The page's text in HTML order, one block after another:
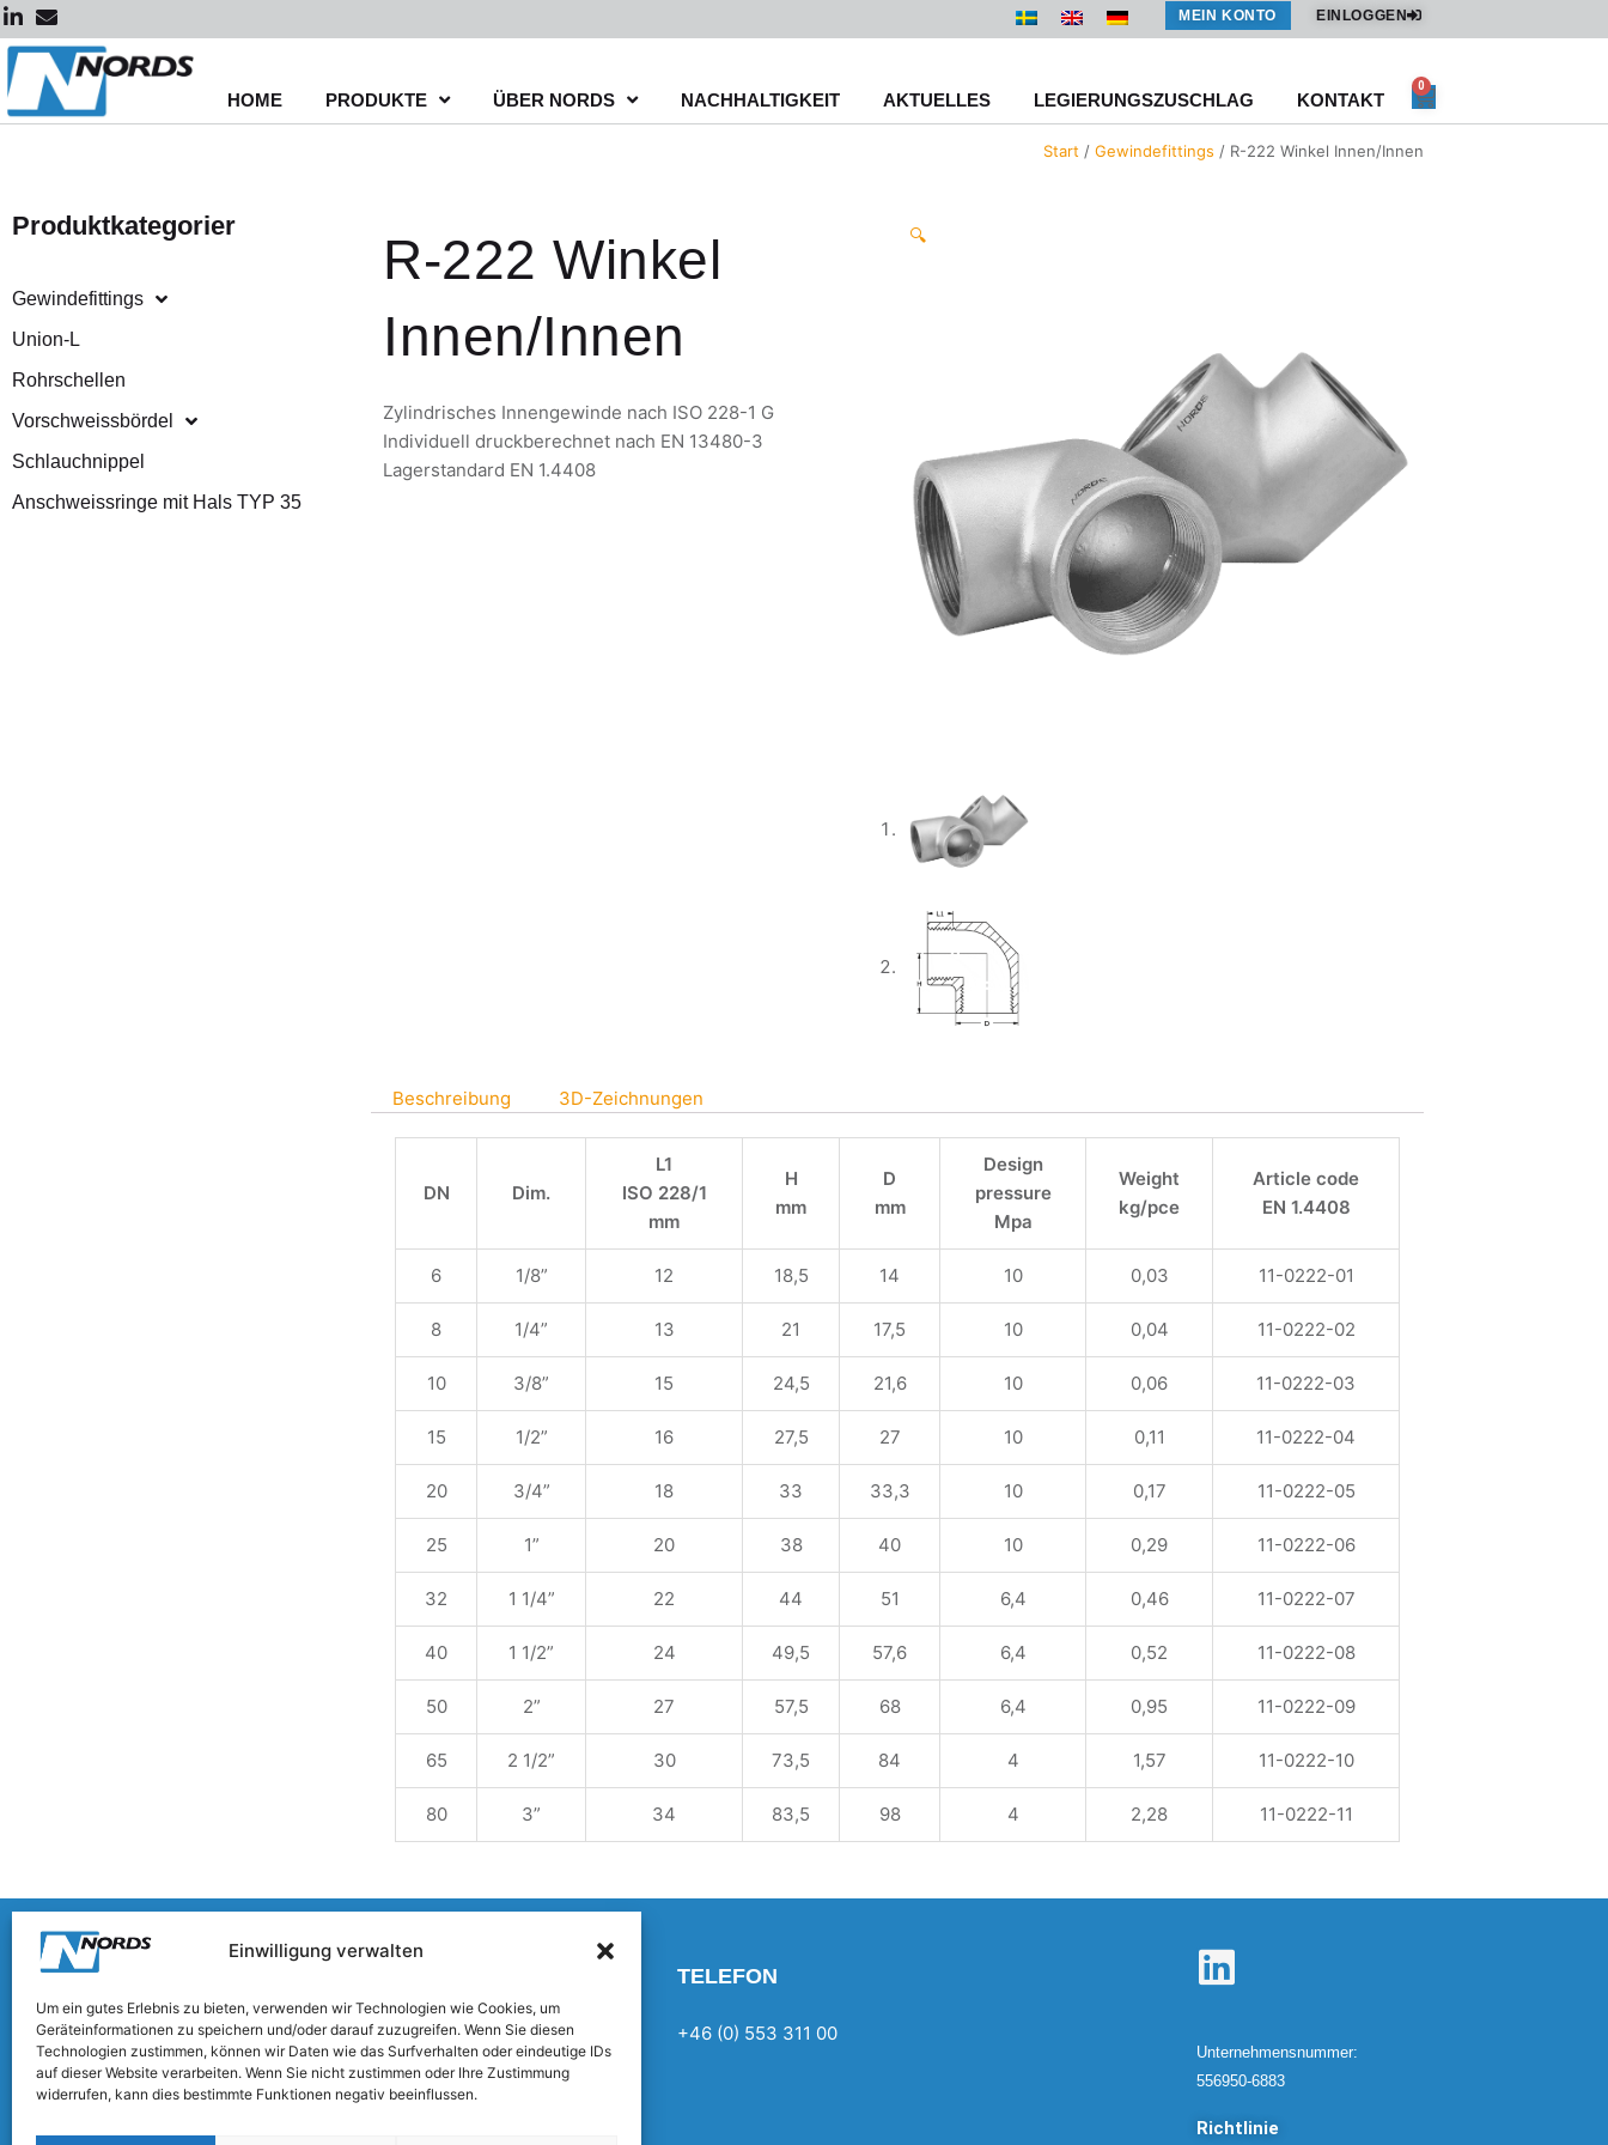
Einwilligung verwalten
Um ein gutes Erlebnis zu bieten, verwenden wir Technologien wie Cookies, um
Geräteinformationen zu speichern und/oder darauf zuzugreifen. Wenn Sie diesen
Technologien zustimmen, können wir Daten wie das Surfverhalten oder eindeutige IDs
auf dieser Website verarbeiten. Wenn Sie nicht zustimmen oder Ihre Zustimmung
widerrufen, kann dies bestimmte Funktionen negativ beeinflussen.
Zum
Inhalt
springen
MEIN KONTO EINLOGGEN
HOME PRODUKTE ÜBER NORDS NACHHALTIGKEIT AKTUELLES LEGIERUNGSZUSCHLAG KONTAKT
0
Warenkorb
Start / Gewindefittings / R-222 Winkel Innen/Innen
Produktkategorier
Gewindefittings
Union-L
Rohrschellen
Vorschweissbördel
Schlauchnippel
Anschweissringe mit Hals TYP 35
R-222 Winkel
Innen/Innen
Zylindrisches Innengewinde nach ISO 228-1 G
Individuell druckberechnet nach EN 13480-3
Lagerstandard EN 1.4408
🔍
Beschreibung 3D-Zeichnungen
DN Dim.
L1
ISO 228/1
mm
H
mm
D
mm
Design
pressure
Mpa
Weight
kg/pce
Article code
EN 1.4408
6 1/8” 12 18,5 14 10 0,03 11-0222-01
8 1/4” 13 21 17,5 10 0,04 11-0222-02
10 3/8” 15 24,5 21,6 10 0,06 11-0222-03
15 1/2” 16 27,5 27 10 0,11 11-0222-04
20 3/4” 18 33 33,3 10 0,17 11-0222-05
25 1” 20 38 40 10 0,29 11-0222-06
32 1 1/4” 22 44 51 6,4 0,46 11-0222-07
40 1 1/2” 24 49,5 57,6 6,4 0,52 11-0222-08
50 2” 27 57,5 68 6,4 0,95 11-0222-09
65 2 1/2” 30 73,5 84 4 1,57 11-0222-10
80 3” 34 83,5 98 4 2,28 11-0222-11
POST- UND BESUCHSADRESSE
Nords International AB
Prostgårdsvägen 2
655 60 Molkom
TELEFON
+46 (0) 553 311 00
L
n
k
e
Unternehmensnummer:
556950-6883
Richtlinie